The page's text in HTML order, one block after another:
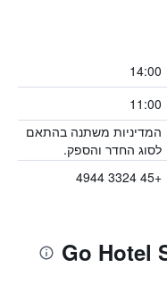
14:00
11:00
המדיניות משתנה בהתאם
לסוג החדר והספק.
+45 3324 4944